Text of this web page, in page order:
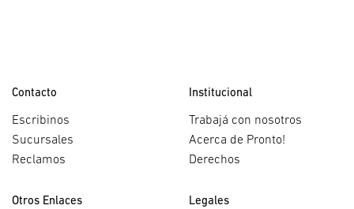
Contacto
Escribinos
Sucursales
Reclamos
Institucional
Trabajá con nosotros
Acerca de Pronto!
Derechos
Otros Enlaces Legales